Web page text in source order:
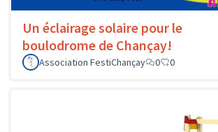
Un éclairage solaire pour le
boulodrome de Chançay!
Association FestiChançay
0 0